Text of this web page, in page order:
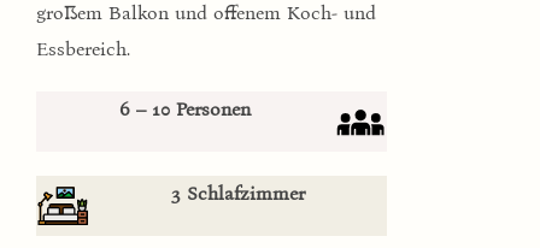
großem Balkon und offenem Koch- und
Essbereich.
6 – 10 Personen
3 Schlafzimmer